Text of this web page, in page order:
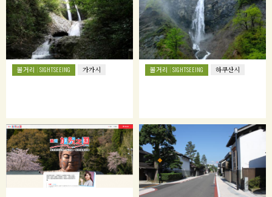
볼거리 SIGHTSEEING 가가시 볼거리 SIGHTSEEING 하쿠산시